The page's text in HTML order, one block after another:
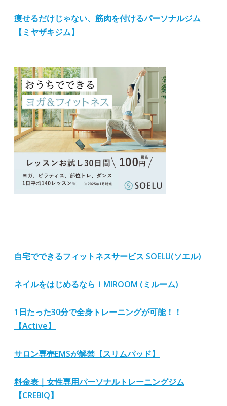
痩せるだけじゃない、筋肉を付けるパーソナルジム
【ミヤザキジム】
自宅でできるフィットネスサービス SOELU(ソエル)
ネイルをはじめるなら！MIROOM (ミルーム)
1日たった30分で全身トレーニングが可能！！
【Active】
サロン専売EMSが解禁【スリムパッド】
料金表｜女性専用パーソナルトレーニングジム
【CREBIQ】